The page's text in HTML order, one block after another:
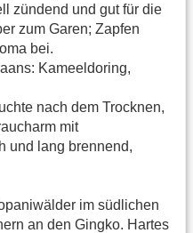
zündend und gut für die
zum Garen; Zapfen
bei.
Kameeldoring,
nach dem Trocknen,
mit
und lang brennend,
im südlichen
an den Gingko. Hartes